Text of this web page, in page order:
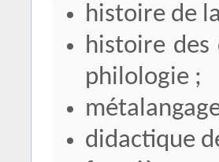
histoire de
histoire
philologie ;
didactique